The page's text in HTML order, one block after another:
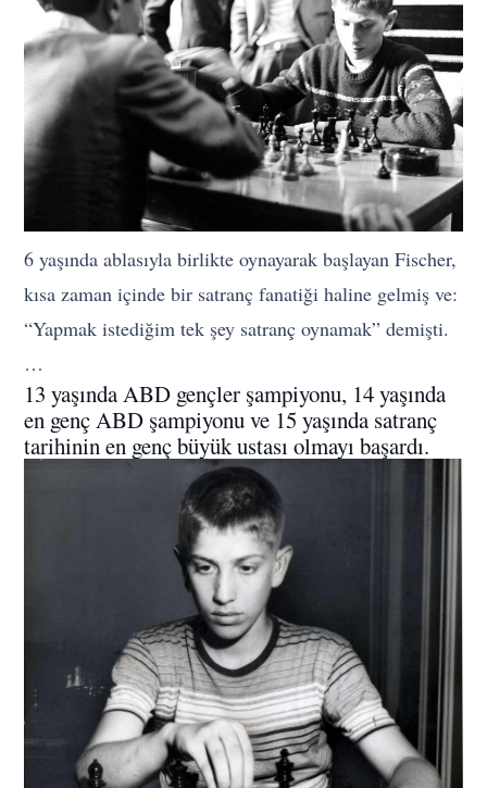
6 yaşında ablasıyla birlikte oynayarak başlayan Fischer,
kısa zaman içinde bir satranç fanatiği haline gelmiş ve:
“Yapmak istediğim tek şey satranç oynamak” demişti.
…
13 yaşında ABD gençler şampiyonu, 14 yaşında
en genç ABD şampiyonu ve 15 yaşında satranç
tarihinin en genç büyük ustası olmayı başardı.